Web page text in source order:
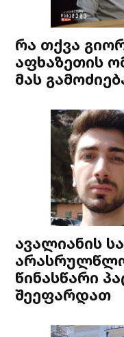
რა თქვა
აფხაზეთის
მას
ავალიანის
წინასწარი
შეეფარდათ